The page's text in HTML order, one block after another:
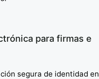
para firmas e
segura de identidad en